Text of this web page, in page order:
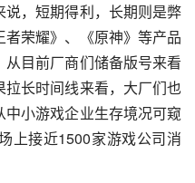
，短期得利，长期则是弊
荣耀》、《原神》等产品
目前厂商们储备版号来看
长时间线来看，大厂们也
小游戏企业生存境况可窥
上接近1500家游戏公司消